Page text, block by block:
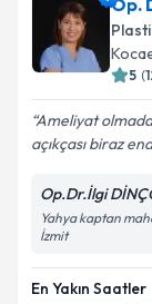
Op.
5 (
Ameliyat
açıkçası biraz
Op.Dr.İlgi
Yahya kaptan
İzmit
En Yakın Saatler